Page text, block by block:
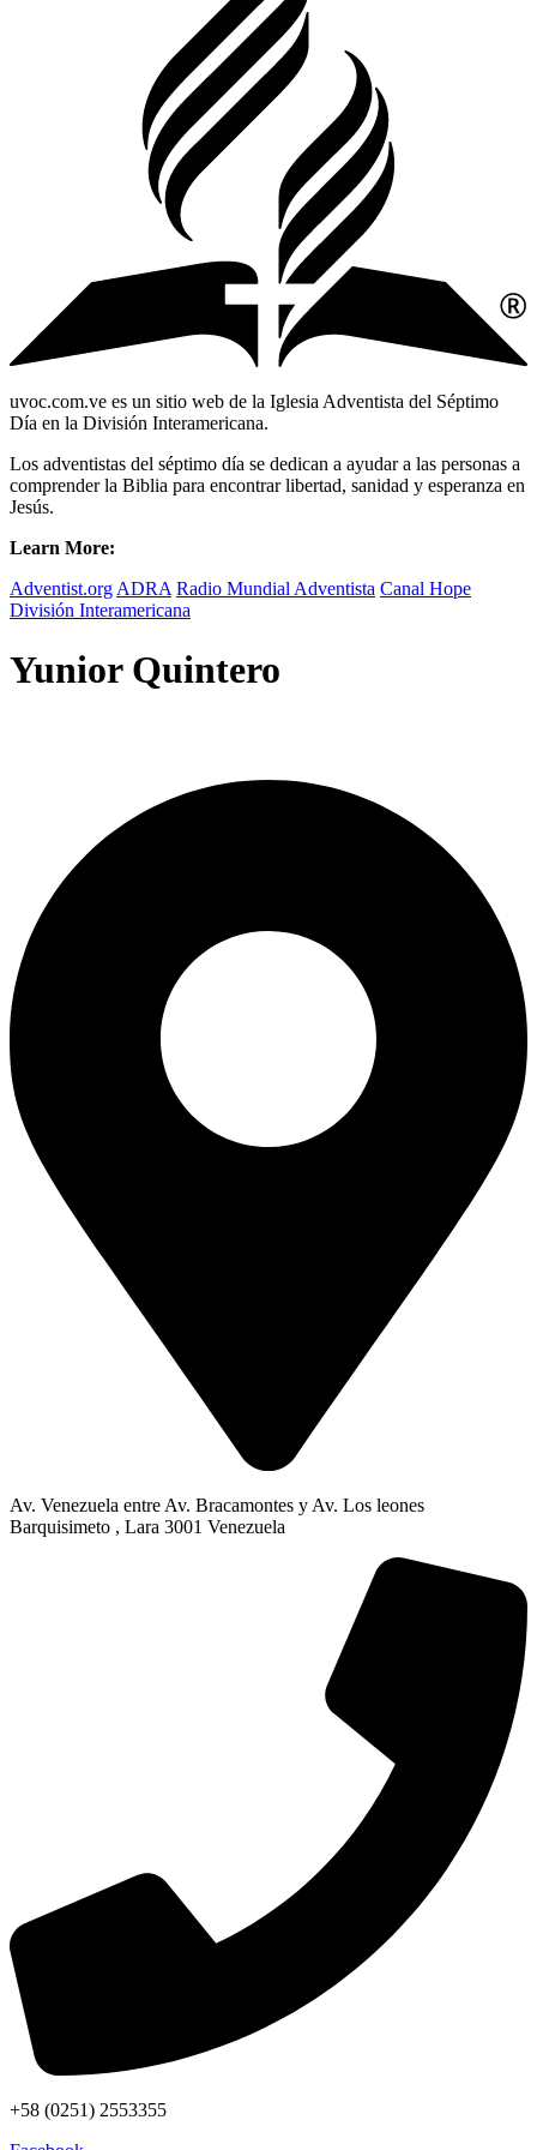
uvoc.com.ve es un sitio web de la Iglesia Adventista del Séptimo
Día en la División Interamericana.
Los adventistas del séptimo día se dedican a ayudar a las personas a
comprender la Biblia para encontrar libertad, sanidad y esperanza en
Jesús.
Learn More:
Adventist.org ADRA Radio Mundial Adventista Canal Hope
División Interamericana
Yunior Quintero
Av. Venezuela entre Av. Bracamontes y Av. Los leones
Barquisimeto , Lara 3001 Venezuela
+58 (0251) 2553355